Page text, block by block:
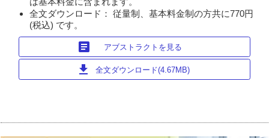
全文ダウンロード： 従量制、基本料金制の方共に770円
(税込) です。
article アブストラクトを見る
download 全文ダウンロード(4.67MB)